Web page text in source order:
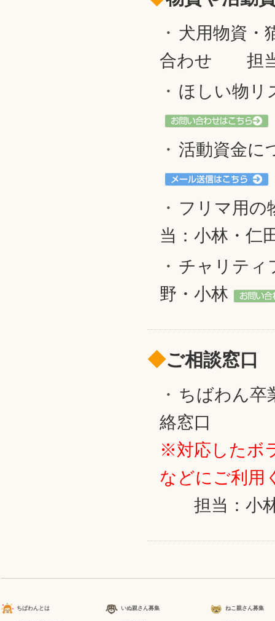
犬用物資・
合わせ 担当
ほしい物
活動資金
フリマ用
当：小林・仁
チャリテ
野・小林
◆ご相談窓口
ちばわん卒
絡窓口
※対応したボ
などにご利用
担当：小林
ちばわんとは いぬ親さん募集 ねこ親さん募集